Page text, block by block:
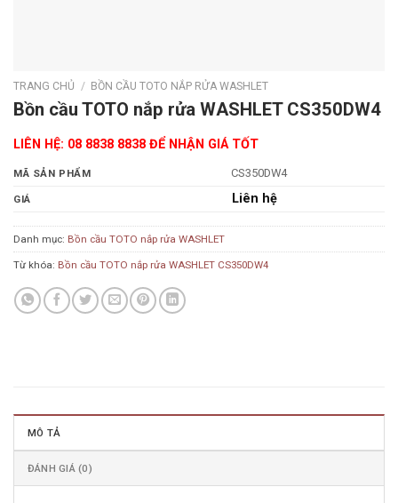
TRANG CHỦ / BỒN CẦU TOTO NẮP RỬA WASHLET
Bồn cầu TOTO nắp rửa WASHLET CS350DW4
LIÊN HỆ: 08 8838 8838 ĐỂ NHẬN GIÁ TỐT
MÃ SẢN PHẨM CS350DW4
GIÁ Liên hệ
Danh mục: Bồn cầu TOTO nắp rửa WASHLET
Từ khóa: Bồn cầu TOTO nắp rửa WASHLET CS350DW4
MÔ TẢ
ĐÁNH GIÁ (0)